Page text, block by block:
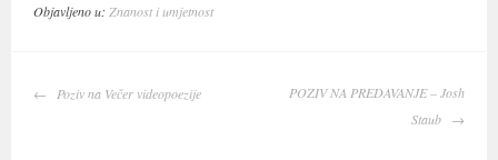
Objavljeno u: Znanost i umjetnost
NAVIGACIJA
Poziv na Večer videopoezije
POZIV NA PREDAVANJE – Josh
Staub